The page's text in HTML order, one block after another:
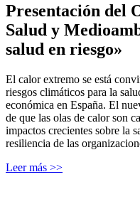
Presentación del
Salud y
salud en riesgo»
El calor extremo se está
riesgos climáticos para la
económica en España. El
de que las olas de calor son
impactos crecientes sobre la
resiliencia de las
Leer más >>